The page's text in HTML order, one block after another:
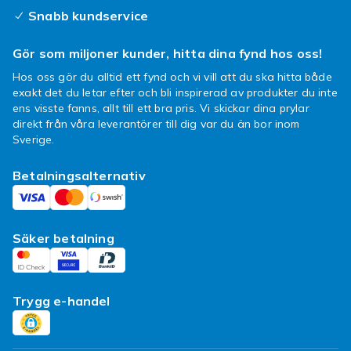
hos Fyndiq
Hos oss finns massor av färger att välja på –
både trendiga och tidlösa. Trygg betalning och
låga priser gör det enkelt att klicka hem flera.
Snabb kundservice
Gör som miljoner kunder, hitta dina fynd hos oss!
Hos oss gör du alltid ett fynd och vi vill att du ska hitta både
exakt det du letar efter och bli inspirerad av produkter du inte
ens visste fanns, allt till ett bra pris. Vi skickar dina prylar
direkt från våra leverantörer till dig var du än bor inom
Sverige.
Betalningsalternativ
Säker betalning
Trygg e-handel